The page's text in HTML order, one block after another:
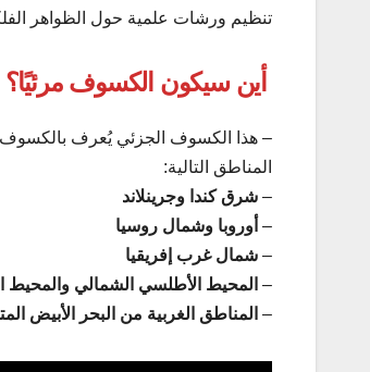
تنظيم ورشات علمية حول الظواهر
أين سيكون الكسوف مرئيًا؟
– هذا الكسوف الجزئي يُعرف
المناطق التالية:
– شرق كندا وجرينلاند
– أوروبا وشمال روسيا
– شمال غرب إفريقيا
– المحيط الأطلسي الشمالي والمحيط
– المناطق الغربية من البحر الأبيض